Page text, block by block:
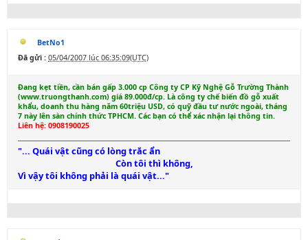
BetNo1
Đã gửi : 05/04/2007 lúc 06:35:09(UTC)
Đang kẹt tiền, cần bán gấp 3.000 cp Công ty CP Kỹ Nghệ Gỗ Trường Thành
(www.truongthanh.com) giá 89.000đ/cp. Là công ty chế biến đồ gỗ xuất
khẩu, doanh thu hàng năm 60triệu USD, có quỹ đầu tư nước ngoài, tháng
7 này lên sàn chính thức TPHCM. Các bạn có thể xác nhận lại thông tin.
Liên hệ: 0908190025
"... Quái vật cũng có lòng trắc ẩn
Còn tôi thì không,
Vì vậy tôi không phải là quái vật..."